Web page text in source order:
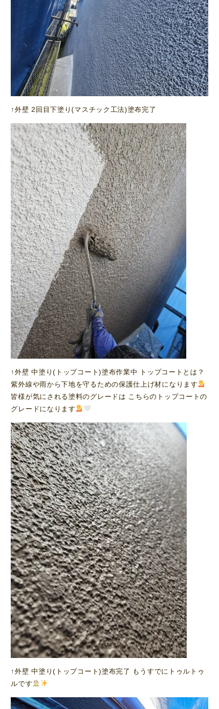
↑外壁 2回目下塗り(マスチック工法)塗布完了
↑外壁 中塗り(トップコート)塗布作業中 トップコートとは？
紫外線や雨から下地を守るための保護仕上げ材になります
皆様が気にされる塗料のグレードは こちらのトップコートの
グレードになります
↑外壁 中塗り(トップコート)塗布完了 もうすでにトゥルトゥ
ルです